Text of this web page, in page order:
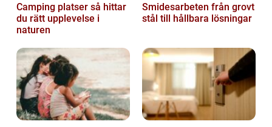
Camping platser så hittar
du rätt upplevelse i
naturen
Smidesarbeten från grovt
stål till hållbara lösningar